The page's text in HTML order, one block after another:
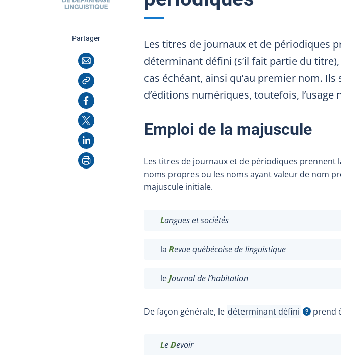
Partagercette page
Courriel
Copier l'adresse
Facebook
X
LinkedIn
Imprimer
Les titres de journaux et de périodiques
déterminant défini (s’il fait partie du
cas échéant, ainsi qu’au premier nom. Ils
d’éditions numériques, toutefois, l’usage
Emploi de la majuscule
Les titres de journaux et de périodiques prennent
noms propres ou les noms ayant valeur de nom
majuscule initiale.
Langues et sociétés
la Revue québécoise de linguistique
leJournal de l’habitation
De façon générale, le déterminant défini
Afficher l'infobulle prend
LeDevoir